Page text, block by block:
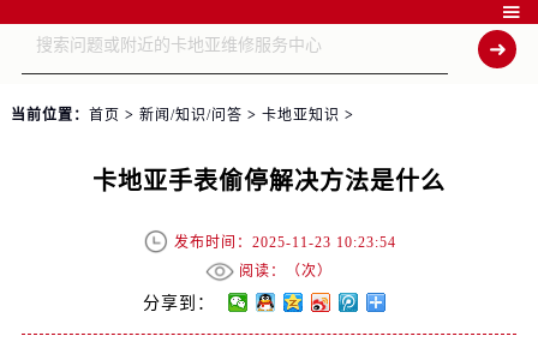

当前位置： 首页 > 新闻/知识/问答 > 卡地亚知识 >
卡地亚手表偷停解决方法是什么
发布时间：2025-11-23 10:23:54
阅读：（次）
分享到：